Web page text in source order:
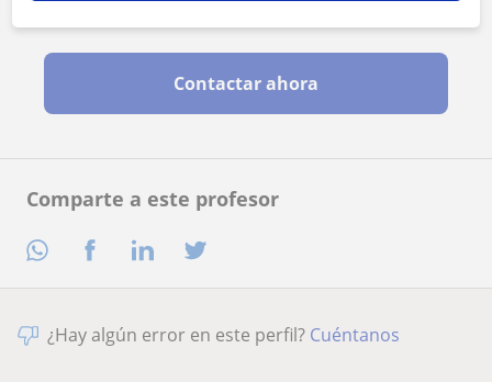
Comparte a este profesor
Contactar ahora
¿Hay algún error en este perfil? Cuéntanos